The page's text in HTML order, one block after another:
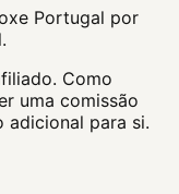
Portugal por
Como
uma comissão
adicional para si.